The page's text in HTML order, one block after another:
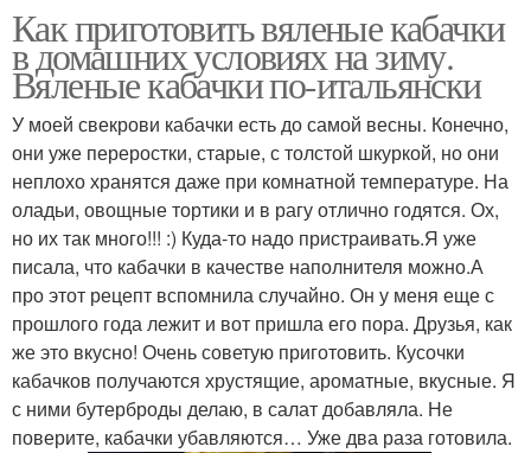
Как приготовить вяленые кабачки
в домашних условиях на зиму.
Вяленые кабачки по-итальянски
У моей свекрови кабачки есть до самой весны. Конечно,
они уже переростки, старые, с толстой шкуркой, но они
неплохо хранятся даже при комнатной температуре. На
оладьи, овощные тортики и в рагу отлично годятся. Ох,
но их так много!!! :) Куда-то надо пристраивать.Я уже
писала, что кабачки в качестве наполнителя можно.А
про этот рецепт вспомнила случайно. Он у меня еще с
прошлого года лежит и вот пришла его пора. Друзья, как
же это вкусно! Очень советую приготовить. Кусочки
кабачков получаются хрустящие, ароматные, вкусные. Я
с ними бутерброды делаю, в салат добавляла. Не
поверите, кабачки убавляются… Уже два раза готовила.